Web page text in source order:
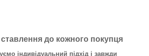
до кожного покупця
індивідуальний підхід і завжди